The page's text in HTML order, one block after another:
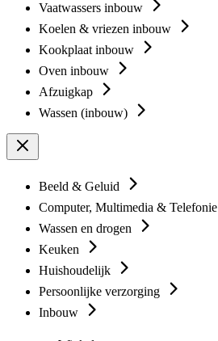
Vaatwassers inbouw
Koelen & vriezen inbouw
Kookplaat inbouw
Oven inbouw
Afzuigkap
Wassen (inbouw)
Beeld & Geluid
Computer, Multimedia & Telefonie
Wassen en drogen
Keuken
Huishoudelijk
Persoonlijke verzorging
Inbouw